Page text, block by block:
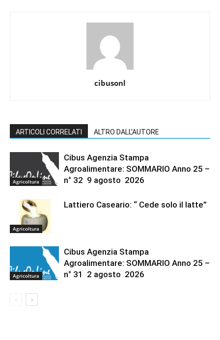
cibusonl
ARTICOLI CORRELATI ALTRO DALL'AUTORE
Agricoltura
Cibus Agenzia Stampa
Agroalimentare: SOMMARIO Anno 25 –
n° 32 9 agosto 2026
Agricoltura
Lattiero Caseario: “ Cede solo il latte”
Agricoltura
Cibus Agenzia Stampa
Agroalimentare: SOMMARIO Anno 25 –
n° 31 2 agosto 2026